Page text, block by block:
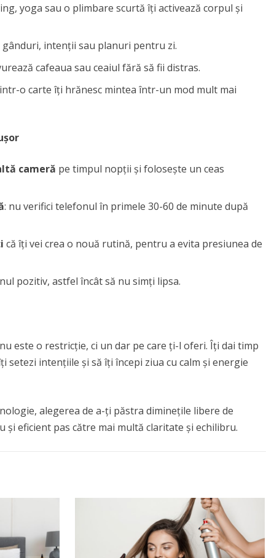
yoga sau o plimbare scurtă îți activează corpul și
gânduri, intenții sau planuri pentru zi.
cafeaua sau ceaiul fără să fii distras.
o carte îți hrănesc mintea într-un mod mult mai
cameră pe timpul nopții și folosește un ceas
: nu verifici telefonul în primele 30-60 de minute după
că îți vei crea o nouă rutină, pentru a evita presiunea de
pozitiv, astfel încât să nu simți lipsa.
este o restricție, ci un dar pe care ți-l oferi. Îți dai timp
setezi intențiile și să îți începi ziua cu calm și energie
alegerea de a-ți păstra diminețile libere de
și eficient pas către mai multă claritate și echilibru.